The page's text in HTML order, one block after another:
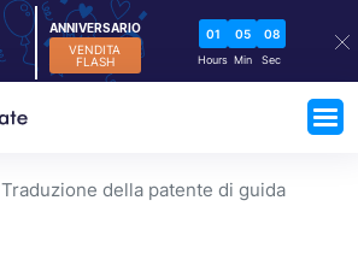
ANNIVERSARIO
VENDITA
FLASH
01
Hours
05
Min
07
Sec
Traduzione della patente di guida